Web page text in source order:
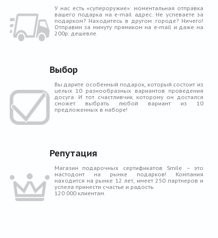
У нас есть «супероружие»: моментальная отправка
вашего подарка на e-mail адрес. Не успеваете за
подарком? Находитесь в другом городе? Ничего!
Отправим за минуту прямиком на e-mail и даже на
200р. дешевле.
Выбор
Вы дарите особенный подарок, который состоит из
целых 10 разнообразных вариантов проведения
досуга. И тот счастливчик которому он достался
сможет выбрать любой вариант из 10
предложенных в наборе!
Репутация
Магазин подарочных сертификатов Smile – это
мастодонт на рынке подарков! Компания
находится на рынке 12 лет, имеет 250 партнеров и
успела принести счастье и радость
120 000 клиентам.